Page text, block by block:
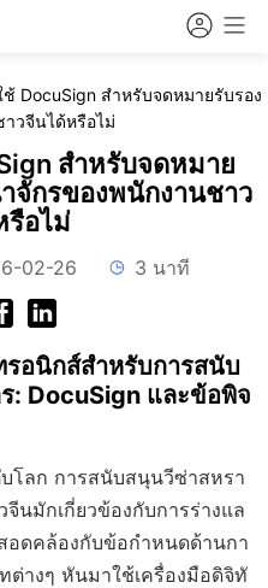
DocuSign สำหรับจดหมายรับรอง
วจีนได้หรือไม่
สำหรับจดหมาย
จักรของพนักงานชาว
รือไม่
02-26 3 นาที
รอนิกส์สำหรับการสนับ
DocuSign และข้อพิจ
โลก การสนับสนุนวีซ่าสหรา
นมักเกี่ยวข้องกับการร่างแล
ดคล้องกับข้อกำหนดด้านกา
ต่างๆ หันมาใช้เครื่องมือดิจิทั